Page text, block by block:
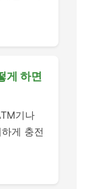
게 하면
기나
게 충전